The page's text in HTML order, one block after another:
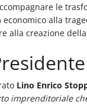
le
alla
alla creazione della
Lino Enrico
imprenditoriale